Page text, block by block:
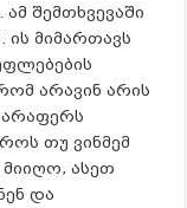
შემთხვევაში
ის მიმართავს
არავინ არის
თუ ვინმემ
მიიღო, ასეთ
და